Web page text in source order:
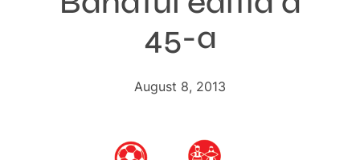
45-a
August 8, 2013